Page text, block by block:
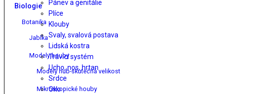
Pánev a genitálie
Plíce
Klouby
Svaly, svalová postava
Lidská kostra
Trávicí systém
Ucho, nos, hrtan
Srdce
Oko
Biologie
Botanika
Jablka
Modely houby
Modely hub-skutečná velikost
Mikroskopické houby